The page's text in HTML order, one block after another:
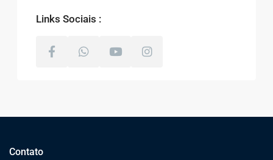
Links Sociais :
Contato